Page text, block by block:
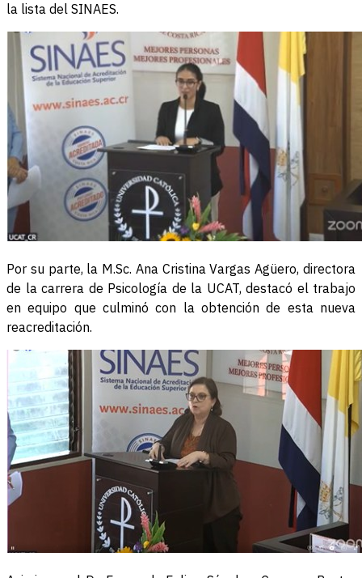
la lista del SINAES.
Por su parte, la M.Sc. Ana Cristina Vargas Agüero, directora
de la carrera de Psicología de la UCAT, destacó el trabajo
en equipo que culminó con la obtención de esta nueva
reacreditación.